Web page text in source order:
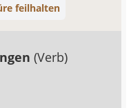
feilhalten
(Verb)